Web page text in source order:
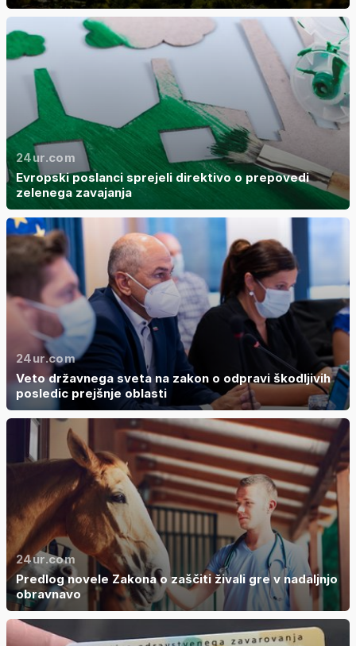
24ur.com
Evropski poslanci sprejeli direktivo o prepovedi
zelenega zavajanja
24ur.com
Veto državnega sveta na zakon o odpravi škodljivih
posledic prejšnje oblasti
24ur.com
Predlog novele Zakona o zaščiti živali gre v nadaljnjo
obravnavo